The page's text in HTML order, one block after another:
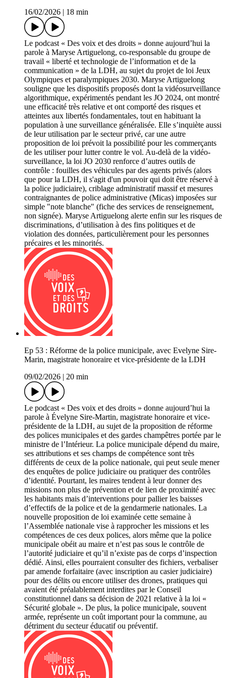
16/02/2026
18 min
Le podcast « Des voix et des droits » donne aujourd’hui la
parole à Maryse Artiguelong, co-responsable du groupe de
travail « liberté et technologie de l’information et de la
communication » de la LDH, au sujet du projet de loi Jeux
Olympiques et paralympiques 2030. Maryse Artiguelong
souligne que les dispositifs proposés dont la vidéosurveillance
algorithmique, expérimentés pendant les JO 2024, ont montré
une efficacité très relative et ont comporté des risques et
atteintes aux libertés fondamentales, tout en habituant la
population à une surveillance généralisée. Elle s’inquiète aussi
de leur utilisation par le secteur privé, car une autre
proposition de loi prévoit la possibilité pour les commerçants
de les utiliser pour lutter contre le vol. Au-delà de la vidéo-
surveillance, la loi JO 2030 renforce d’autres outils de
contrôle : fouilles des véhicules par des agents privés (alors
que pour la LDH, il s'agit d'un pouvoir qui doit être réservé à
la police judiciaire), criblage administratif massif et mesures
contraignantes de police administrative (Micas) imposées sur
simple "note blanche" (fiche des services de renseignement,
non signée). Maryse Artiguelong alerte enfin sur les risques de
discriminations, d’utilisation à des fins politiques et de
violation des données, particulièrement pour les personnes
précaires et les minorités.
Ep 53 : Réforme de la police municipale, avec Evelyne Sire-
Marin, magistrate honoraire et vice-présidente de la LDH
09/02/2026
20 min
Le podcast « Des voix et des droits » donne aujourd’hui la
parole à Évelyne Sire-Martin, magistrate honoraire et vice-
présidente de la LDH, au sujet de la proposition de réforme
des polices municipales et des gardes champêtres portée par le
ministre de l’Intérieur. La police municipale dépend du maire,
ses attributions et ses champs de compétence sont très
différents de ceux de la police nationale, qui peut seule mener
des enquêtes de police judiciaire ou pratiquer des contrôles
d’identité. Pourtant, les maires tendent à leur donner des
missions non plus de prévention et de lien de proximité avec
les habitants mais d’interventions pour pallier les baisses
d’effectifs de la police et de la gendarmerie nationales. La
nouvelle proposition de loi examinée cette semaine à
l’Assemblée nationale vise à rapprocher les missions et les
compétences de ces deux polices, alors même que la police
municipale obéit au maire et n’est pas sous le contrôle de
l’autorité judiciaire et qu’il n’existe pas de corps d’inspection
dédié. Ainsi, elles pourraient consulter des fichiers, verbaliser
par amende forfaitaire (avec inscription au casier judiciaire)
pour des délits ou encore utiliser des drones, pratiques qui
avaient été préalablement interdites par le Conseil
constitutionnel dans sa décision de 2021 relative à la loi «
Sécurité globale ». De plus, la police municipale, souvent
armée, représente un coût important pour la commune, au
détriment du secteur éducatif ou préventif.